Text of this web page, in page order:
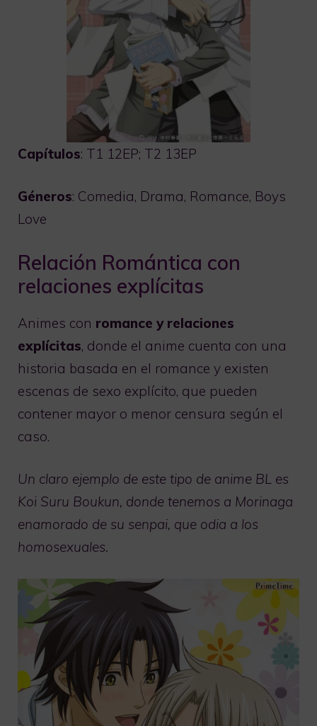
Capítulos: T1 12EP; T2 13EP
Géneros: Comedia, Drama, Romance, Boys
Love
Relación Romántica con
relaciones explícitas
Animes con romance y relaciones
explícitas, donde el anime cuenta con una
historia basada en el romance y existen
escenas de sexo explícito, que pueden
contener mayor o menor censura según el
caso.
Un claro ejemplo de este tipo de anime BL es
Koi Suru Boukun, donde tenemos a Morinaga
enamorado de su senpai, que odia a los
homosexuales.